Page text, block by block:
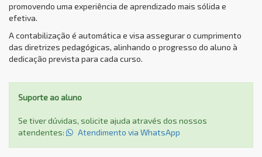
promovendo uma experiência de aprendizado mais sólida e
efetiva.
A contabilização é automática e visa assegurar o cumprimento
das diretrizes pedagógicas, alinhando o progresso do aluno à
dedicação prevista para cada curso.
Suporte ao aluno
Se tiver dúvidas, solicite ajuda através dos nossos
atendentes:
Atendimento via WhatsApp